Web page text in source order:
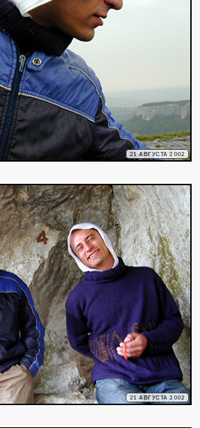
21 АВГУСТА 2002
21 АВГУСТА 2002